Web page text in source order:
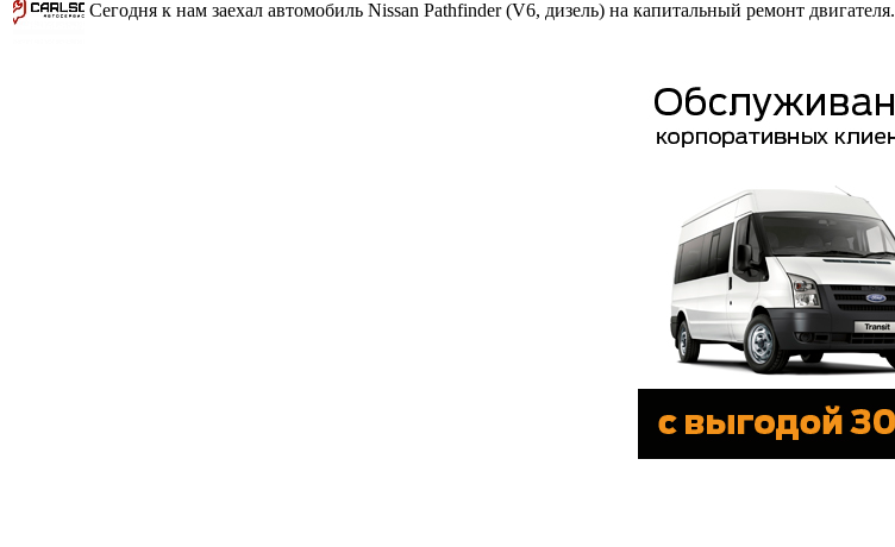
Сегодня к нам заехал автомобиль Nissan Pathfinder (V6, дизель) на капитальный ремонт двигателя.